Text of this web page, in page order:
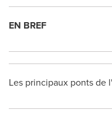
EN BREF
Les principaux ponts de